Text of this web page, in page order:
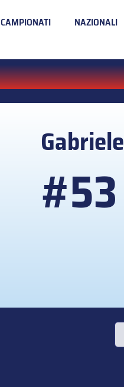
CAMPIONATI NAZIONALI
Gabriele
#53